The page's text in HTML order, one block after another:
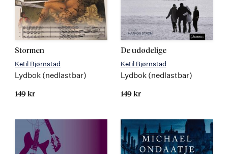
Stormen
Ketil Bjørnstad
Lydbok (nedlastbar)
149 kr
De udødelige
Ketil Bjørnstad
Lydbok (nedlastbar)
149 kr